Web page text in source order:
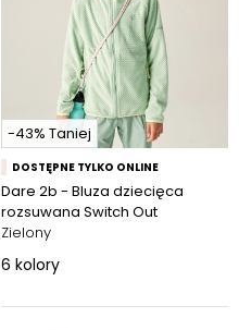
-43% Taniej
DOSTĘPNE TYLKO ONLINE
Dare 2b - Bluza dziecięca
rozsuwana Switch Out
Zielony
6 kolory